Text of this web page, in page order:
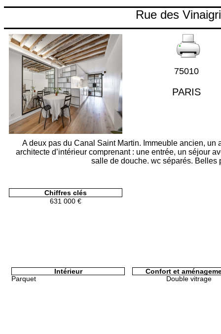
Rue des
75010
PARIS
A deux pas du Canal Saint Martin. Immeuble ancien, un
architecte d’intérieur comprenant : une entrée, un séjour
salle de douche. wc séparés. Belles
Chiffres clés
631 000 €
Intérieur
Parquet
Confort et
Double vitrage